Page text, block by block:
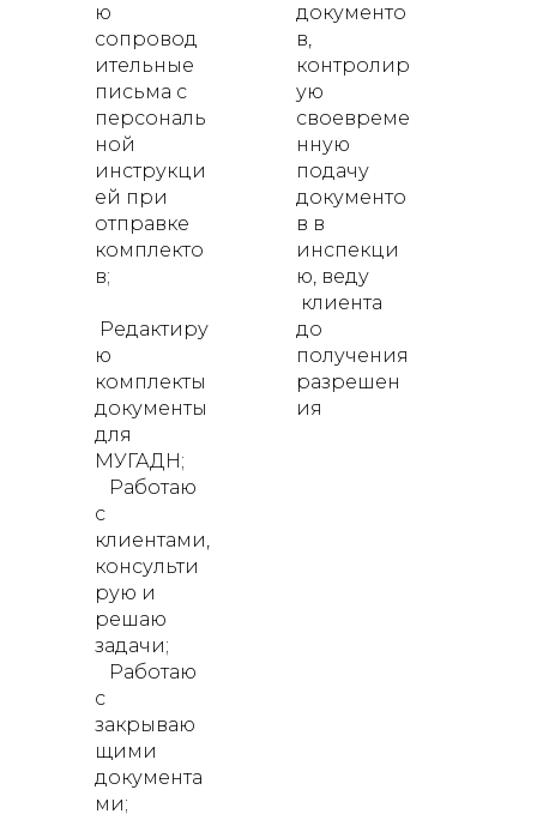
ю
сопровод
ительные
письма с
персональ
ной
инструкци
ей при
отправке
комплекто
в;
Редактиру
ю
комплекты
документы
для
МУГАДН;
Работаю
с
клиентами,
консульти
рую и
решаю
задачи;
Работаю
с
закрываю
щими
документа
ми;
документо
в,
контролир
ую
своевреме
нную
подачу
документо
в в
инспекци
ю, веду
клиента
до
получения
разрешен
ия